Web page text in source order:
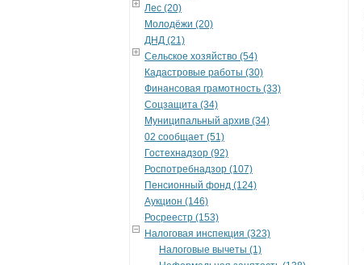
Лес (20)
Молодёжи (20)
ДНД (21)
Сельское хозяйство (54)
Кадастровые работы (30)
Финансовая грамотность (33)
Соцзащита (34)
Муниципальный архив (34)
02 сообщает (51)
Гостехнадзор (92)
Роспотребнадзор (107)
Пенсионный фонд (124)
Аукцион (146)
Росреестр (153)
Налоговая инспекция (323)
Налоговые вычеты (1)